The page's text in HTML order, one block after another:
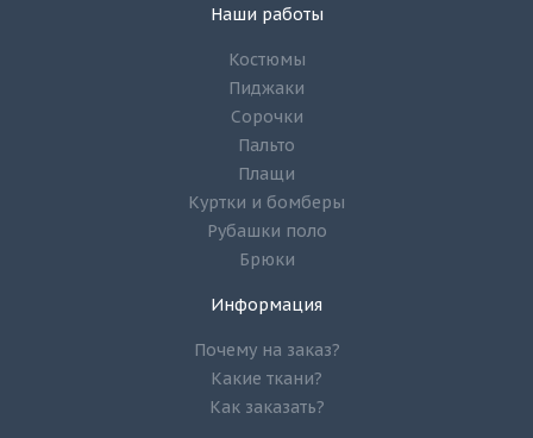
Наши работы
Костюмы
Пиджаки
Сорочки
Пальто
Плащи
Куртки и бомберы
Рубашки поло
Брюки
Информация
Почему на заказ?
Какие ткани?
Как заказать?